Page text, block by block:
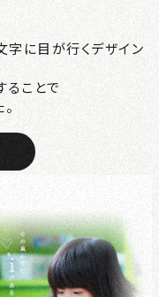
字に目が行くデザイン
ことで